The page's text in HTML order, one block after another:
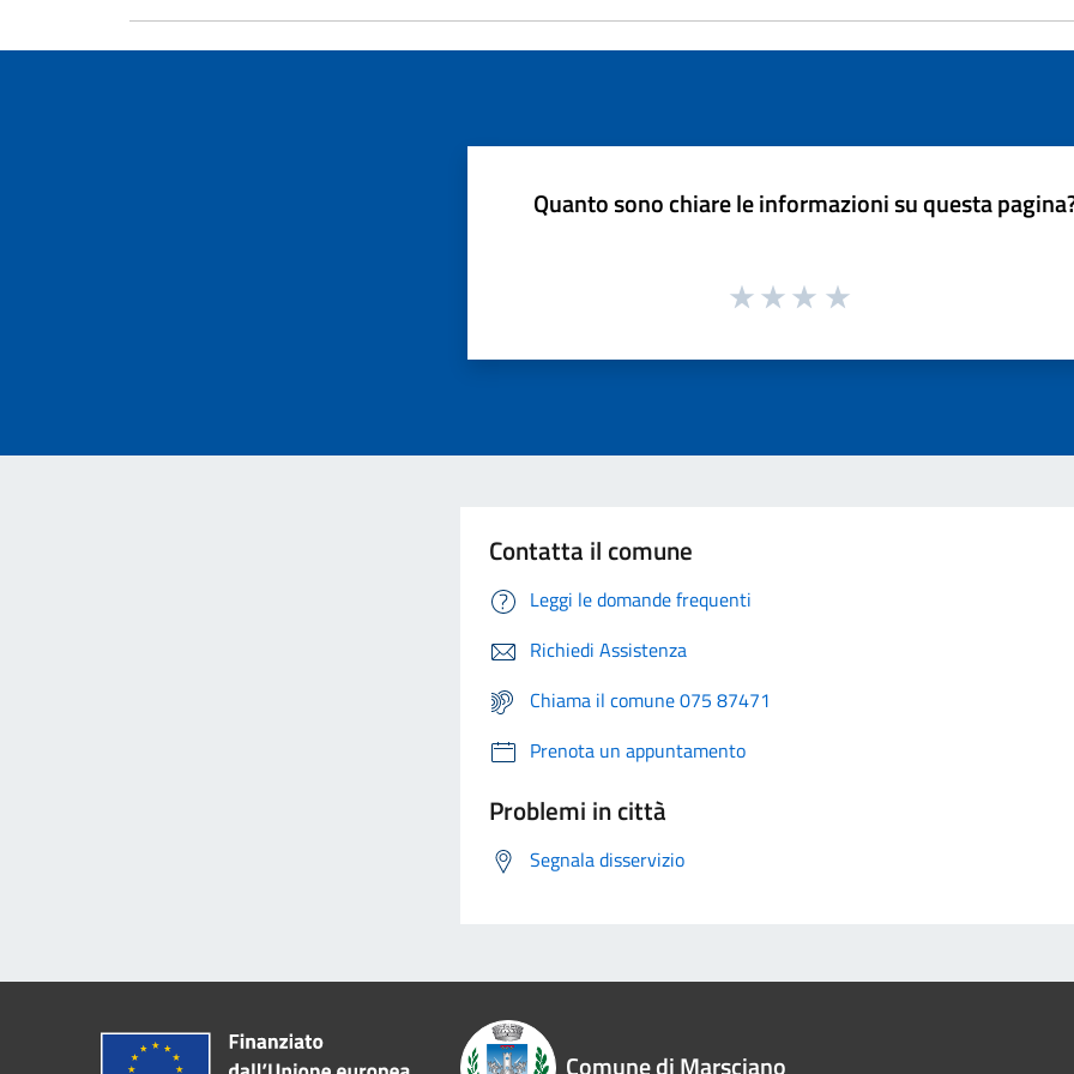
Quanto sono chiare le informazioni su questa
Contatta il comune
Leggi le domande frequenti
Richiedi Assistenza
Chiama il comune 075 87471
Prenota un appuntamento
Problemi in città
Segnala disservizio
Comune di Marsciano